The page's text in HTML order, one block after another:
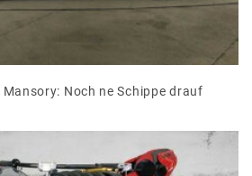
Noch ne Schippe drauf